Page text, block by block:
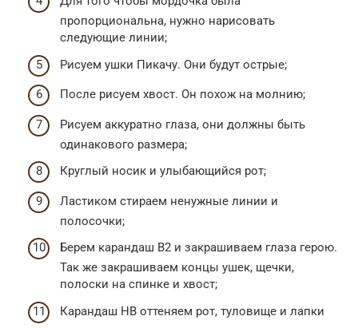
пропорциональна, нужно нарисовать
следующие линии;
Рисуем ушки Пикачу. Они будут острые;
После рисуем хвост. Он похож на молнию;
Рисуем аккуратно глаза, они должны быть
одинакового размера;
Круглый носик и улыбающийся рот;
Ластиком стираем ненужные линии и
полосочки;
Берем карандаш В2 и закрашиваем глаза герою.
Так же закрашиваем концы ушек, щечки,
полоски на спинке и хвост;
Карандаш НВ оттеняем рот, туловище и лапки